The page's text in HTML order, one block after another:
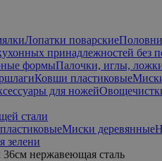
Лопатки поварские
принадлежностей без
формыПалочки, иглы,
Ковши пластиковые
для ножей
стали
Миски деревянные
зелени
36см нержавеющая сталь